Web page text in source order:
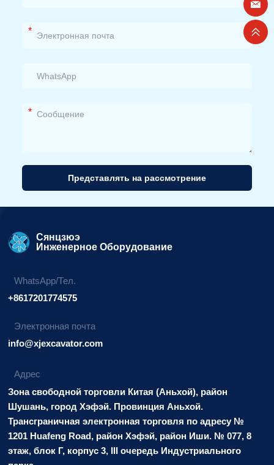
*
*
Представлять на рассмотрение
вариант:
Сянцзюэ
Инженерное Оборудование
WhatsApp/Тел.
+8617201774575
Электронная почта
info@xjexcavator.com
Адрес
Зона свободной торговли Китая (Аньхой), район
Шушань, город Хэфэй. Провинция Аньхой.
Трансграничная электронная торговля по адресу №
1201 Huafeng Road, район Хэфэй, район Иши. № 077, 8
этаж, блок Г, корпус 3, III очередь Индустриального